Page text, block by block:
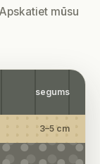
mūsu
segums
3–5 cm